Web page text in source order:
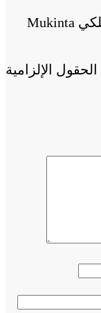
كن أول من يقيم “• دريل كفرات لاسلكي Mukinta
الحقول الإلزامية